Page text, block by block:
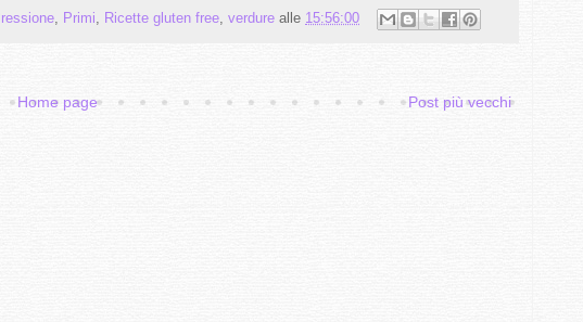
, Primi, Ricette gluten free, verdure alle 15:56:00
Post più vecchi
Home page